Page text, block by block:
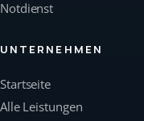
Notdienst
UNTERNEHMEN
Startseite
Alle Leistungen